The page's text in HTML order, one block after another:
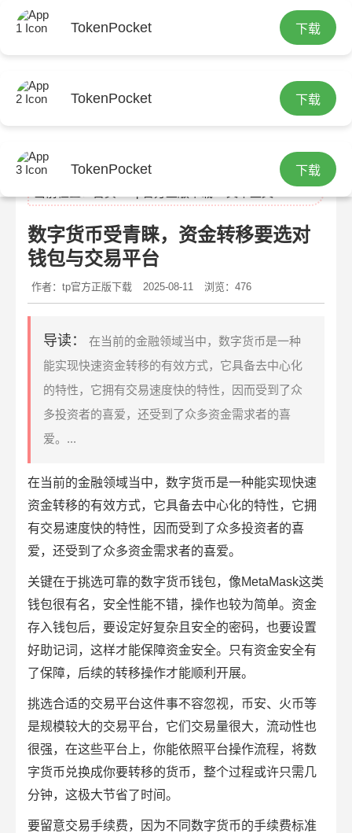
TokenPocket 下载
TokenPocket 下载
TokenPocket 下载
数字货币受青睐，资金转移要选对
钱包与交易平台
作者：tp官方正版下载 2025-08-11 浏览：476
导读：
在当前的金融领域当中，数字货币是一种
能实现快速资金转移的有效方式，它具备去中心化
的特性，它拥有交易速度快的特性，因而受到了众
多投资者的喜爱，还受到了众多资金需求者的喜
爱。...
在当前的金融领域当中， 数字货币是一种能实现快速
资金转移的有效方式，它具备去中心化的特性，它拥
有交易速度快的特性，因而受到了众多投资者的喜
爱，还受到了众多资金需求者的喜爱。
关键在于挑选可靠的数字货币钱包，像MetaMask这类
钱包很有名，安全性能不错，操作也较为简单。资金
存入钱包后，要设定好复杂且安全的密码，也要设置
好助记词，这样才能保障资金安全。只有资金安全有
了保障，后续的转移操作才能顺利开展。
挑选合适的交易平台这件事不容忽视，币安、火币等
是规模较大的交易平台，它们交易量很大，流动性也
很强，在这些平台上，你能依照平台操作流程，将数
字货币兑换成你要转移的货币，整个过程或许只需几
分钟，这极大节省了时间。
要留意交易手续费，因为不同数字货币的手续费标准